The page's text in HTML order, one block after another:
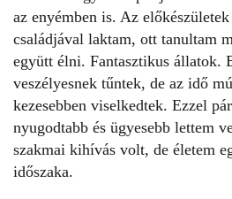
az enyémben is. Az
családjával laktam, ott tanultam
együtt élni. Fantasztikus állatok.
veszélyesnek tűntek, de az idő
kezesebben viselkedtek. Ezzel
nyugodtabb és ügyesebb lettem
szakmai kihívás volt, de életem
időszaka.